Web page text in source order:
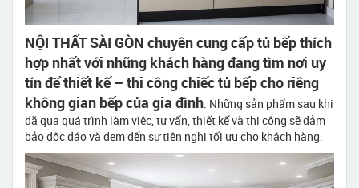
NỘI THẤT SÀI GÒN chuyên cung cấp tủ bếp thích
hợp nhất với những khách hàng đang tìm nơi uy
tín để thiết kế – thi công chiếc tủ bếp cho riêng
không gian bếp của gia đình. Những sản phẩm sau khi
đã qua quá trình làm việc, tư vấn, thiết kế và thi công sẽ đảm
bảo độc đáo và đem đến sự tiện nghi tối ưu cho khách hàng.